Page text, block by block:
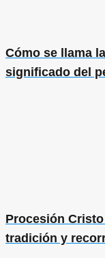
Cómo se llama
significado del
Procesión
tradición y